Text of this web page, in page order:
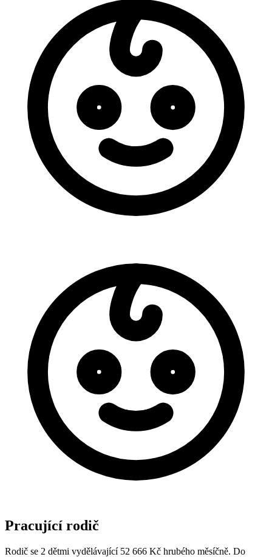
Pracující rodič
Rodič se 2 dětmi vydělávající 52 666 Kč hrubého měsíčně. Do